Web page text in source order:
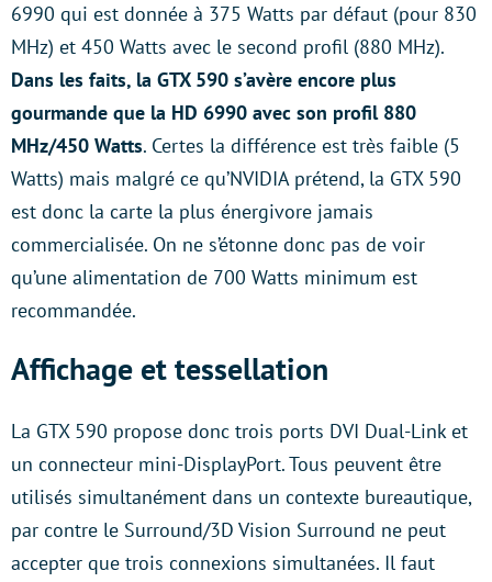
6990 qui est donnée à 375 Watts par défaut (pour 830
MHz) et 450 Watts avec le second profil (880 MHz).
Dans les faits, la GTX 590 s’avère encore plus
gourmande que la HD 6990 avec son profil 880
MHz/450 Watts. Certes la différence est très faible (5
Watts) mais malgré ce qu’NVIDIA prétend, la GTX 590
est donc la carte la plus énergivore jamais
commercialisée. On ne s’étonne donc pas de voir
qu’une alimentation de 700 Watts minimum est
recommandée.
Affichage et tessellation
La GTX 590 propose donc trois ports DVI Dual-Link et
un connecteur mini-DisplayPort. Tous peuvent être
utilisés simultanément dans un contexte bureautique,
par contre le Surround/3D Vision Surround ne peut
accepter que trois connexions simultanées. Il faut